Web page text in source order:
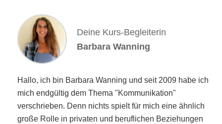
Deine Kurs-Begleiterin
Barbara Wanning
Hallo, ich bin Barbara Wanning und seit 2009 habe ich
mich endgültig dem Thema "Kommunikation"
verschrieben. Denn nichts spielt für mich eine ähnlich
große Rolle in privaten und beruflichen Beziehungen